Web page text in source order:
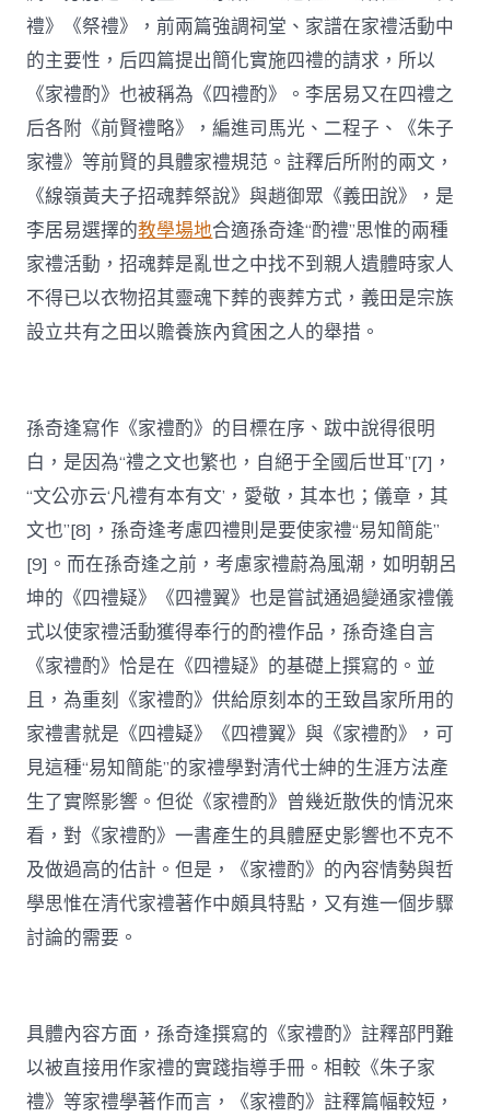
禮》《祭禮》，前兩篇強調祠堂、家譜在家禮活動中
的主要性，后四篇提出簡化實施四禮的請求，所以
《家禮酌》也被稱為《四禮酌》。李居易又在四禮之
后各附《前賢禮略》，編進司馬光、二程子、《朱子
家禮》等前賢的具體家禮規范。註釋后所附的兩文，
《線嶺黃夫子招魂葬祭說》與趙御眾《義田說》，是
李居易選擇的教學場地合適孫奇逢“酌禮”思惟的兩種
家禮活動，招魂葬是亂世之中找不到親人遺體時家人
不得已以衣物招其靈魂下葬的喪葬方式，義田是宗族
設立共有之田以贍養族內貧困之人的舉措。
孫奇逢寫作《家禮酌》的目標在序、跋中說得很明
白，是因為“禮之文也繁也，自絕于全國后世耳”[7]，
“文公亦云‘凡禮有本有文’，愛敬，其本也；儀章，其
文也”[8]，孫奇逢考慮四禮則是要使家禮“易知簡能”
[9]。而在孫奇逢之前，考慮家禮蔚為風潮，如明朝呂
坤的《四禮疑》《四禮翼》也是嘗試通過變通家禮儀
式以使家禮活動獲得奉行的酌禮作品，孫奇逢自言
《家禮酌》恰是在《四禮疑》的基礎上撰寫的。並
且，為重刻《家禮酌》供給原刻本的王致昌家所用的
家禮書就是《四禮疑》《四禮翼》與《家禮酌》，可
見這種“易知簡能”的家禮學對清代士紳的生涯方法產
生了實際影響。但從《家禮酌》曾幾近散佚的情況來
看，對《家禮酌》一書產生的具體歷史影響也不克不
及做過高的估計。但是，《家禮酌》的內容情勢與哲
學思惟在清代家禮著作中頗具特點，又有進一個步驟
討論的需要。
具體內容方面，孫奇逢撰寫的《家禮酌》註釋部門難
以被直接用作家禮的實踐指導手冊。相較《朱子家
禮》等家禮學著作而言，《家禮酌》註釋篇幅較短，